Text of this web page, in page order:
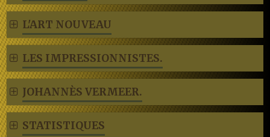
L'ART NOUVEAU
LES IMPRESSIONNISTES.
JOHANNÈS VERMEER.
STATISTIQUES